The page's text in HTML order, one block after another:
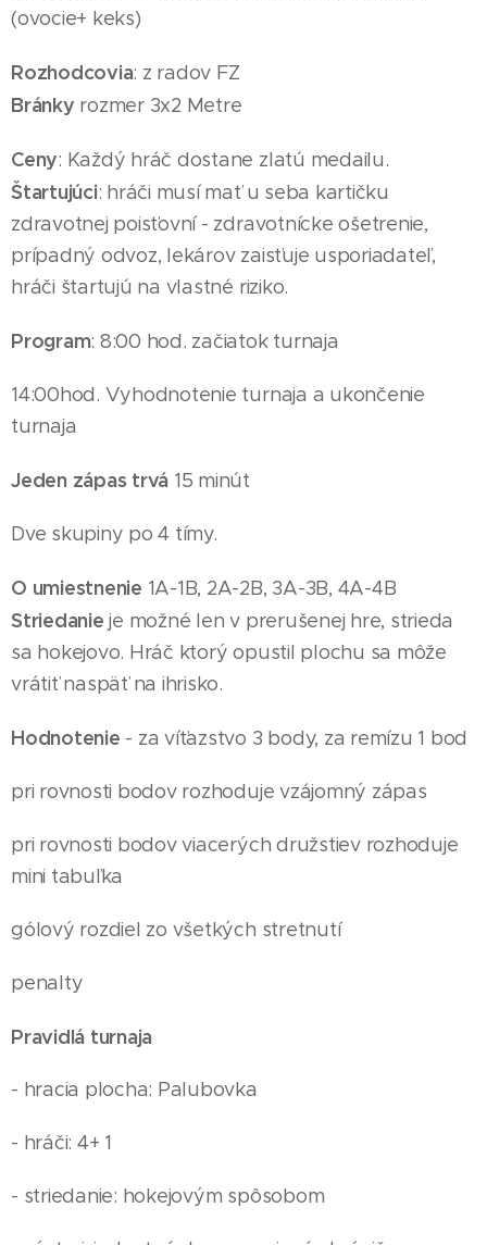
(ovocie+ keks)
Rozhodcovia: z radov FZ
Bránky rozmer 3x2 Metre
Ceny: Každý hráč dostane zlatú medailu.
Štartujúci: hráči musí mať u seba kartičku
zdravotnej poisťovní - zdravotnícke ošetrenie,
prípadný odvoz, lekárov zaisťuje usporiadateľ,
hráči štartujú na vlastné riziko.
Program: 8:00 hod. začiatok turnaja
14:00hod. Vyhodnotenie turnaja a ukončenie
turnaja
Jeden zápas trvá 15 minút
Dve skupiny po 4 tímy.
O umiestnenie 1A-1B, 2A-2B, 3A-3B, 4A-4B
Striedanieje možné len v prerušenej hre, strieda
sa hokejovo. Hráč ktorý opustil plochu sa môže
vrátiť naspäť na ihrisko.
Hodnotenie - za víťazstvo 3 body, za remízu 1 bod
pri rovnosti bodov rozhoduje vzájomný zápas
pri rovnosti bodov viacerých družstiev rozhoduje
mini tabuľka
gólový rozdiel zo všetkých stretnutí
penalty
Pravidlá turnaja
- hracia plocha: Palubovka
- hráči: 4+ 1
- striedanie: hokejovým spôsobom